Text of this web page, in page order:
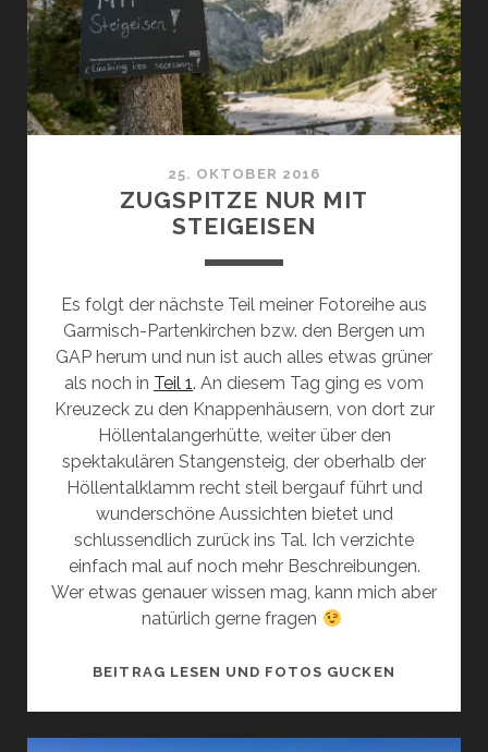
25. OKTOBER 2016
ZUGSPITZE NUR MIT
STEIGEISEN
Es folgt der nächste Teil meiner Fotoreihe aus
Garmisch-Partenkirchen bzw. den Bergen um
GAP herum und nun ist auch alles etwas grüner
als noch in Teil 1. An diesem Tag ging es vom
Kreuzeck zu den Knappenhäusern, von dort zur
Höllentalangerhütte, weiter über den
spektakulären Stangensteig, der oberhalb der
Höllentalklamm recht steil bergauf führt und
wunderschöne Aussichten bietet und
schlussendlich zurück ins Tal. Ich verzichte
einfach mal auf noch mehr Beschreibungen.
Wer etwas genauer wissen mag, kann mich aber
natürlich gerne fragen
BEITRAG LESEN UND FOTOS GUCKEN